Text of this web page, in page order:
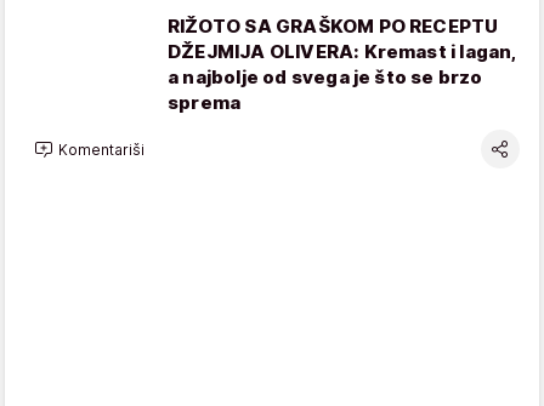
RIŽOTO SA GRAŠKOM PO RECEPTU
DŽEJMIJA OLIVERA: Kremast i lagan,
a najbolje od svega je što se brzo
sprema
Komentariši